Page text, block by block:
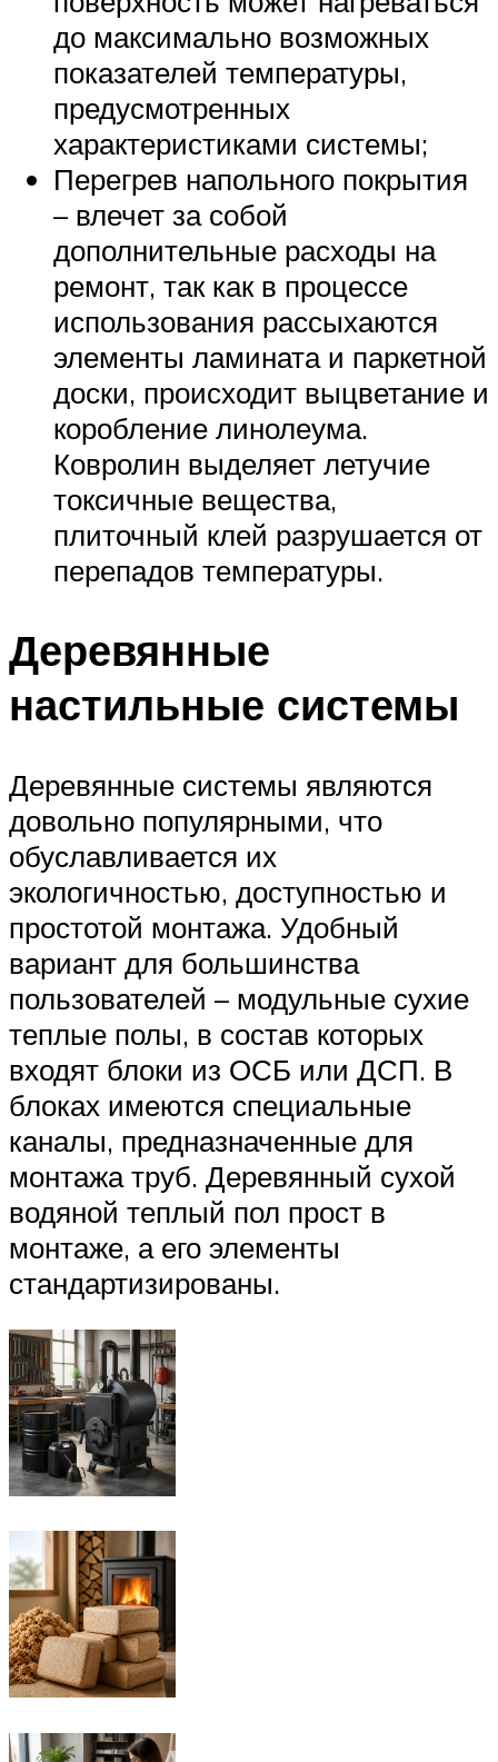
до максимально возможных
показателей температуры,
предусмотренных
характеристиками системы;
Перегрев напольного покрытия
– влечет за собой
дополнительные расходы на
ремонт, так как в процессе
использования рассыхаются
элементы ламината и паркетной
доски, происходит выцветание и
коробление линолеума.
Ковролин выделяет летучие
токсичные вещества,
плиточный клей разрушается от
перепадов температуры.
Деревянные
настильные системы
Деревянные системы являются
довольно популярными, что
обуславливается их
экологичностью, доступностью и
простотой монтажа. Удобный
вариант для большинства
пользователей – модульные сухие
теплые полы, в состав которых
входят блоки из ОСБ или ДСП. В
блоках имеются специальные
каналы, предназначенные для
монтажа труб. Деревянный сухой
водяной теплый пол прост в
монтаже, а его элементы
стандартизированы.